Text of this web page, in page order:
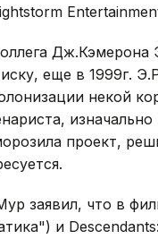
Дж.Кэмерона
еще в 1999г.
некой
проект,
заявил, что в
и